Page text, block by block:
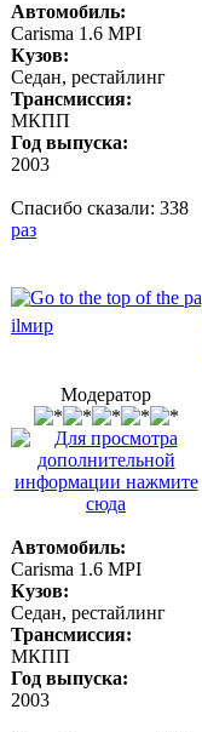
Автомобиль:
Carisma 1.6 MPI
Кузов:
Седан, рестайлинг
Трансмиссия:
МКПП
Год выпуска:
2003
Спасибо сказали: 338
раз
ilмир
Модератор
Автомобиль:
Carisma 1.6 MPI
Кузов:
Седан, рестайлинг
Трансмиссия:
МКПП
Год выпуска:
2003